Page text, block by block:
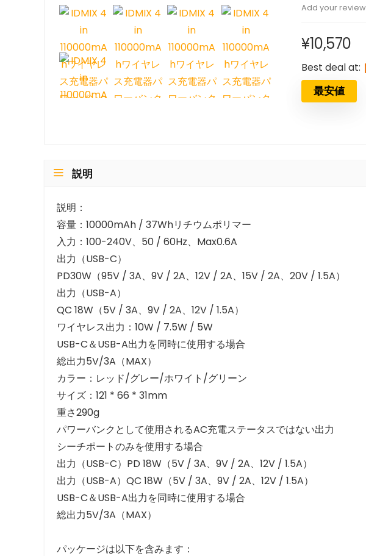
Add your review
¥10,570
Best deal at:
最安値
説明
説明：
容量：10000mAh / 37Whリチウムポリマー
入力：100-240V、50 / 60Hz、Max0.6A
出力（USB-C）
PD30W（95V / 3A、9V / 2A、12V / 2A、15V / 2A、20V / 1.5A）
出力（USB-A）
QC 18W（5V / 3A、9V / 2A、12V / 1.5A）
ワイヤレス出力：10W / 7.5W / 5W
USB-C＆USB-A出力を同時に使用する場合
総出力5V/3A（MAX）
カラー：レッド/グレー/ホワイト/グリーン
サイズ：121 * 66 * 31mm
重さ290g
パワーバンクとして使用されるAC充電ステータスではない出力
シーチポートのみを使用する場合
出力（USB-C）PD 18W（5V / 3A、9V / 2A、12V / 1.5A）
出力（USB-A）QC 18W（5V / 3A、9V / 2A、12V / 1.5A）
USB-C＆USB-A出力を同時に使用する場合
総出力5V/3A（MAX）
パッケージは以下を含みます：